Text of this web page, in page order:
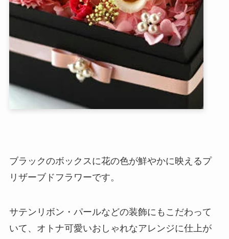
ブラックのボックスに花の色が鮮やかに映えるプ
リザーブドフラワーです。
サテンリボン・パールなどの装飾にもこだわって
いて、オトナ可愛いおしゃれなアレンジに仕上が